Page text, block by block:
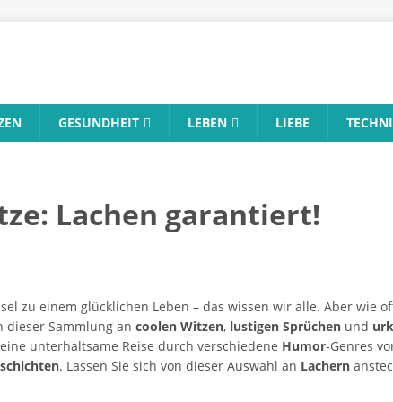
GESUNDHEIT LEBEN LIEBE
Lachen garantiert!
zu einem glücklichen Leben – das wissen wir alle. Aber
dieser Sammlung an coolen Witzen, lustigen Sprüchen und
unterhaltsame Reise durch verschiedene Humor-Genres
. Lassen Sie sich von dieser Auswahl an Lachern